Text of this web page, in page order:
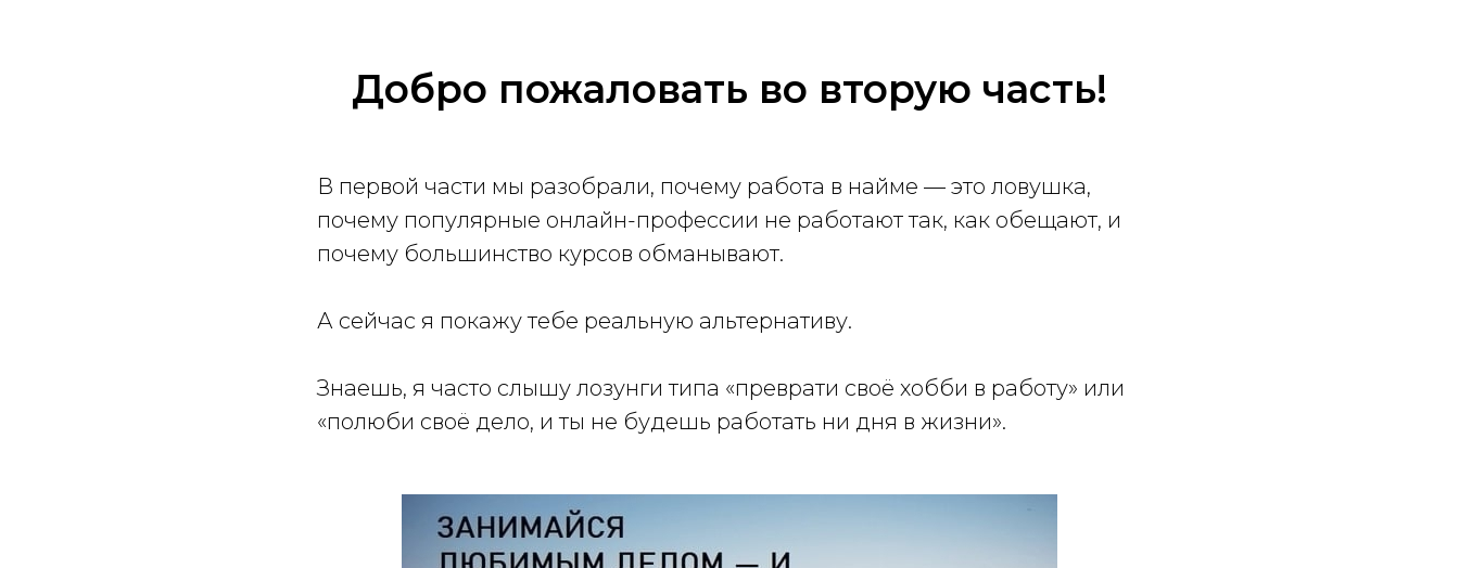
Добро пожаловать во вторую часть!
В первой части мы разобрали, почему работа в найме — это ловушка,
почему популярные онлайн-профессии не работают так, как обещают, и
почему большинство курсов обманывают.
А сейчас я покажу тебе реальную альтернативу.
Знаешь, я часто слышу лозунги типа «преврати своё хобби в работу» или
«полюби своё дело, и ты не будешь работать ни дня в жизни».